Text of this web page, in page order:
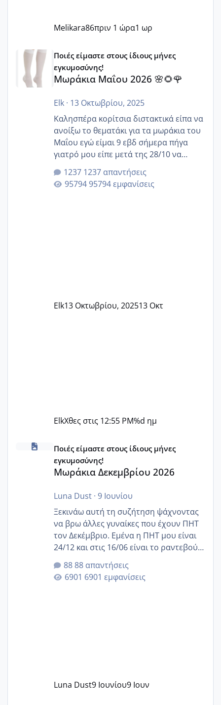
Melikara86πριν 1 ώρα1 ωρ
Μωράκια Μαΐου 2026 🌸🌻🌹
Ποιές είμαστε στους ίδιους μήνες
εγκυμοσύνης!
Μωράκια Μαΐου 2026 🌸🌻🌹
Elk· 13 Οκτωβρίου, 2025
Καλησπέρα κορίτσια διστακτικά είπα να
ανοίξω το θεματάκι για τα μωράκια του
Μαΐου εγώ είμαι 9 εβδ σήμερα πήγα
γιατρό μου είπε μετά της 28/10 να
κλείσω ραντεβού για την αυχενική είναι
καμιά άλλη κοπέλα να γεννάει Μάιο ;;
1237 απαντήσεις
95794 εμφανίσεις
Elk13 Οκτωβρίου, 202513 Οκτ
ElkΧθες στις 12:55 PM%d ημ
Μωράκια Δεκεμβρίου 2026
Ποιές είμαστε στους ίδιους μήνες
εγκυμοσύνης!
Μωράκια Δεκεμβρίου 2026
Luna Dust· 9 Ιουνίου
Ξεκινάω αυτή τη συζήτηση ψάχνοντας
να βρω άλλες γυναίκες που έχουν ΠΗΤ
τον Δεκέμβριο. Εμένα η ΠΗΤ μου είναι
24/12 και στις 16/06 είναι το ραντεβού
της αυχενικής διαφάνειας. Έχω αρκετό
άγχος και οι μέρες δεν φαίνεται να
περνάνε με τίποτα.
88 απαντήσεις
6901 εμφανίσεις
Luna Dust9 Ιουνίου9 Ιουν